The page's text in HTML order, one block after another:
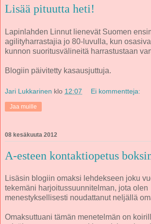
Lisää pituutta heti!
Lapinlahden Linnut lienevät Suomen
agilityharrastajia jo 80-luvulla, kun
kunnon suoritusvälineitä harrastustaan
Blogiin päivitetty kasausjuttuja.
Jari Lukkarinen klo 12:07 Ei kommentteja:
Jaa muille
08 kesäkuuta 2012
A-esteen kontaktiopetus
Lisäsin blogiin omaksi lehdekseen joku
tekemäni harjoitussuunnitelman, jota olen
menestyksellisesti noudattanut neljällä
Omaksuttuani tämän menetelmän on